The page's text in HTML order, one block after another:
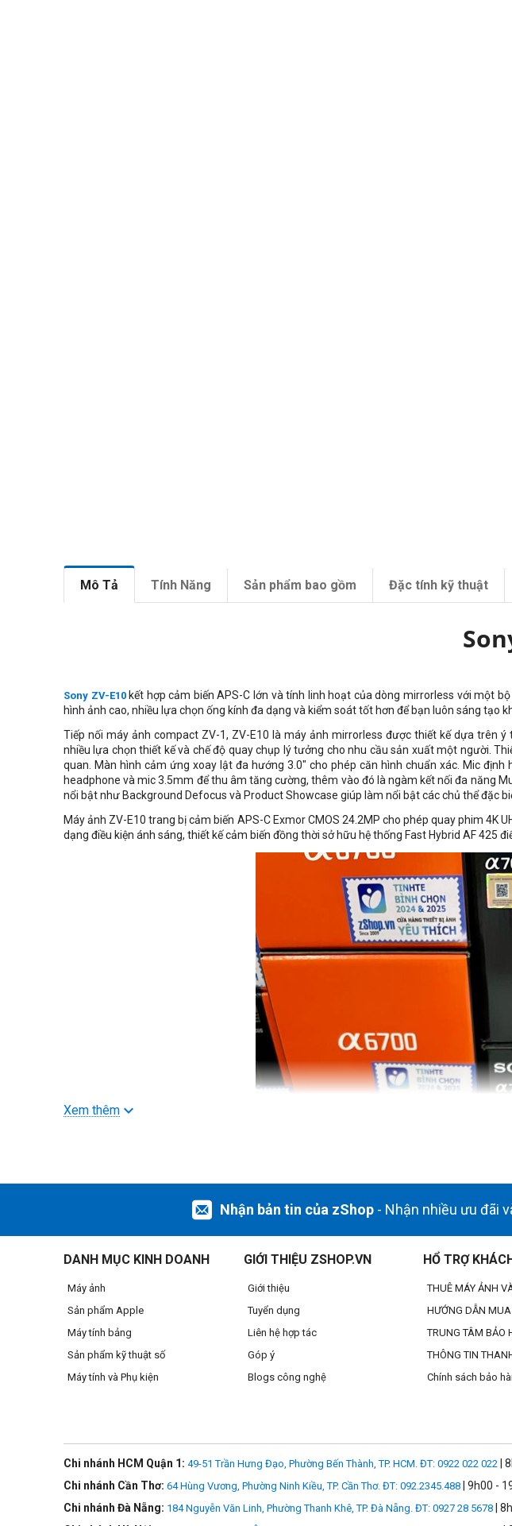
Mô Tả Tính Năng Sản phẩm bao gồm Đặc tính kỹ thuật
Sony ZV-E10kết hợp cảm biến APS-C lớn và tính linh hoạt của dòng mirrorless với một
hình ảnh cao, nhiều lựa chọn ống kính đa dạng và kiểm soát tốt hơn để bạn luôn sáng tạo
Tiếp nối máy ảnh compact ZV-1, ZV-E10 là máy ảnh mirrorless được thiết kế dựa trên
nhiều lựa chọn thiết kế và chế độ quay chụp lý tưởng cho nhu cầu sản xuất một người.
quan. Màn hình cảm ứng xoay lật đa hướng 3.0" cho phép căn hình chuẩn xác. Mic
headphone và mic 3.5mm để thu âm tăng cường, thêm vào đó là ngàm kết nối đa năng
nổi bật như Background Defocus và Product Showcase giúp làm nổi bật các chủ thể đặc
Máy ảnh ZV-E10 trang bị cảm biến APS-C Exmor CMOS 24.2MP cho phép quay phim 4K
dạng điều kiện ánh sáng, thiết kế cảm biến đồng thời sở hữu hệ thống Fast Hybrid AF 425
Xem thêm
Nhận bản tin của zShop - Nhận nhiều ưu đãi
DANH MỤC KINH DOANH
Máy ảnh
Sản phẩm Apple
Máy tính bảng
Sản phẩm kỹ thuật số
Máy tính và Phụ kiện
GIỚI THIỆU ZSHOP.VN
Giới thiệu
Tuyển dụng
Liên hệ hợp tác
Góp ý
Blogs công nghệ
HỔ TRỢ
THUÊ MÁY ẢNH
HƯỚNG DẪN MUA
TRUNG TÂM BẢO
THÔNG TIN
Chính sách bảo
Chi nhánh HCM Quận 1: 49-51 Trần Hưng Đạo, Phường Bến Thành, TP. HCM. ĐT: 0922 022 022 |
Chi nhánh Cần Thơ: 64 Hùng Vương, Phường Ninh Kiều, TP. Cần Thơ. ĐT: 092.2345.488 | 9h00 -
Chi nhánh Đà Nẵng: 184 Nguyễn Văn Linh, Phường Thanh Khê, TP. Đà Nẵng. ĐT: 0927 28 5678 |